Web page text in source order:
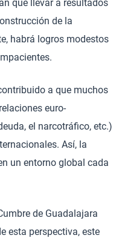
que llevar a resultados
de la
habrá logros modestos
a que muchos
euro-
el narcotráfico, etc.)
Así, la
un entorno global cada
de Guadalajara
esta perspectiva, este